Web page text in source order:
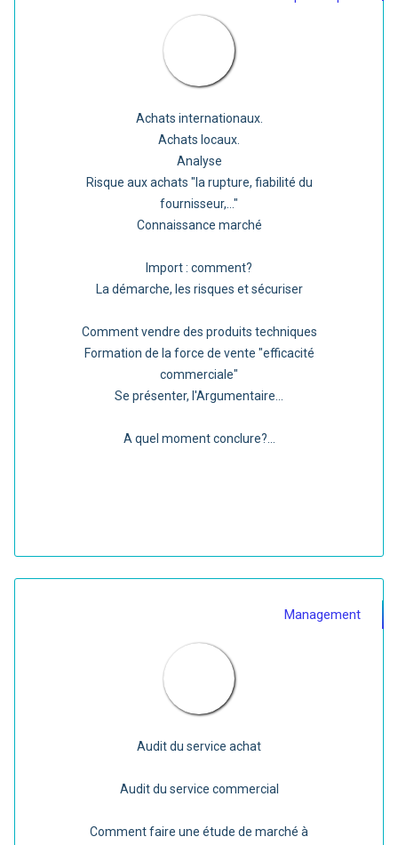
Achats internationaux.
Achats locaux.
Analyse
Risque aux achats "la rupture, fiabilité du
fournisseur,..."
Connaissance marché
Import : comment?
La démarche, les risques et sécuriser
Comment vendre des produits techniques
Formation de la force de vente "efficacité
commerciale"
Se présenter, l'Argumentaire...
A quel moment conclure?...
Management
Audit du service achat
Audit du service commercial
Comment faire une étude de marché à